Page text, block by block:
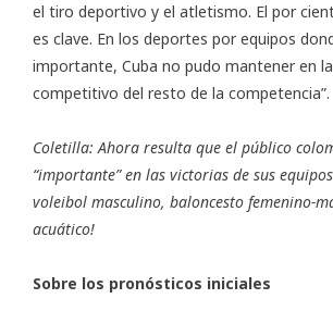
el tiro deportivo y el atletismo. El por
es clave. En los deportes por equipos
importante, Cuba no pudo mantener en
competitivo del resto de la competencia”.
Coletilla: Ahora resulta que el público
“importante” en las victorias de sus
voleibol masculino, baloncesto femenino-
acuático!
Sobre los pronósticos iniciales